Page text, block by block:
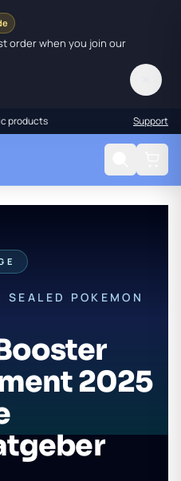
order when you join our
products Support
POKEMON
2025